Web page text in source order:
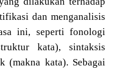
dan menganalisis
ini, seperti fonologi
kata), sintaksis
(makna kata). Sebagai